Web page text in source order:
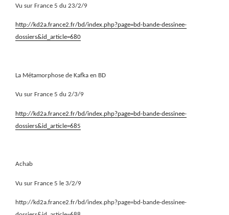
Vu sur France 5 du 23/2/9
http://kd2a.france2.fr/bd/index.php?page=bd-bande-dessinee-
dossiers&id_article=680
La Métamorphose de Kafka en BD
Vu sur France 5 du 2/3/9
http://kd2a.france2.fr/bd/index.php?page=bd-bande-dessinee-
dossiers&id_article=685
Achab
Vu sur France 5 le 3/2/9
http://kd2a.france2.fr/bd/index.php?page=bd-bande-dessinee-